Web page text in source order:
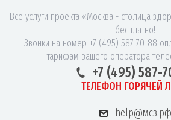
Все услуги проекта «Москва - столица
бесплатно!
Звонки на номер +7 (495) 587-70-88
тарифам вашего оператора
+7 (495) 587-
ТЕЛЕФОН ГОРЯЧЕЙ
help@мсз.рф